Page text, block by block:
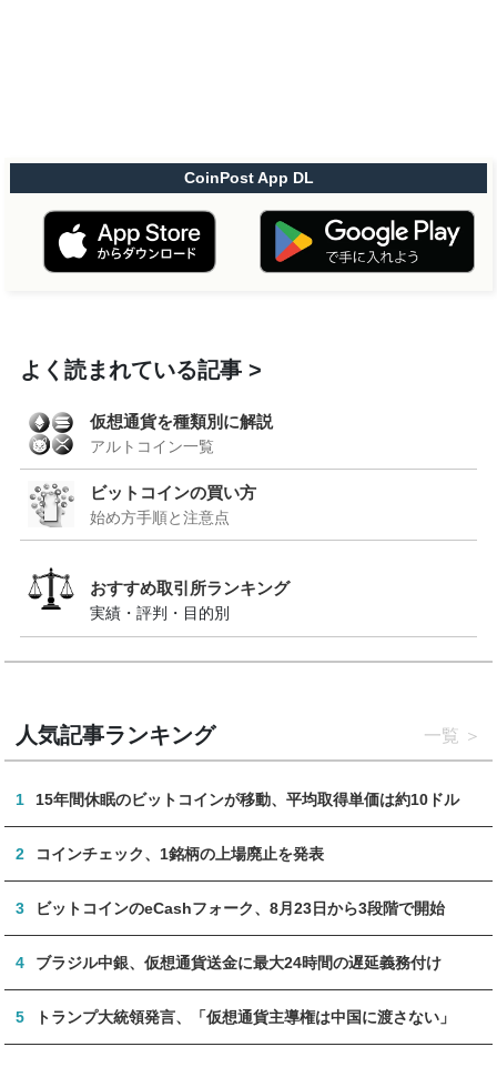
CoinPost App DL
よく読まれている記事
仮想通貨を種類別に解説
アルトコイン一覧
ビットコインの買い方
始め方手順と注意点
おすすめ取引所ランキング
実績・評判・目的別
人気記事ランキング 一覧
1 15年間休眠のビットコインが移動、平均取得単価は約10ドル
2 コインチェック、1銘柄の上場廃止を発表
3 ビットコインのeCashフォーク、8月23日から3段階で開始
4 ブラジル中銀、仮想通貨送金に最大24時間の遅延義務付け
5 トランプ大統領発言、「仮想通貨主導権は中国に渡さない」